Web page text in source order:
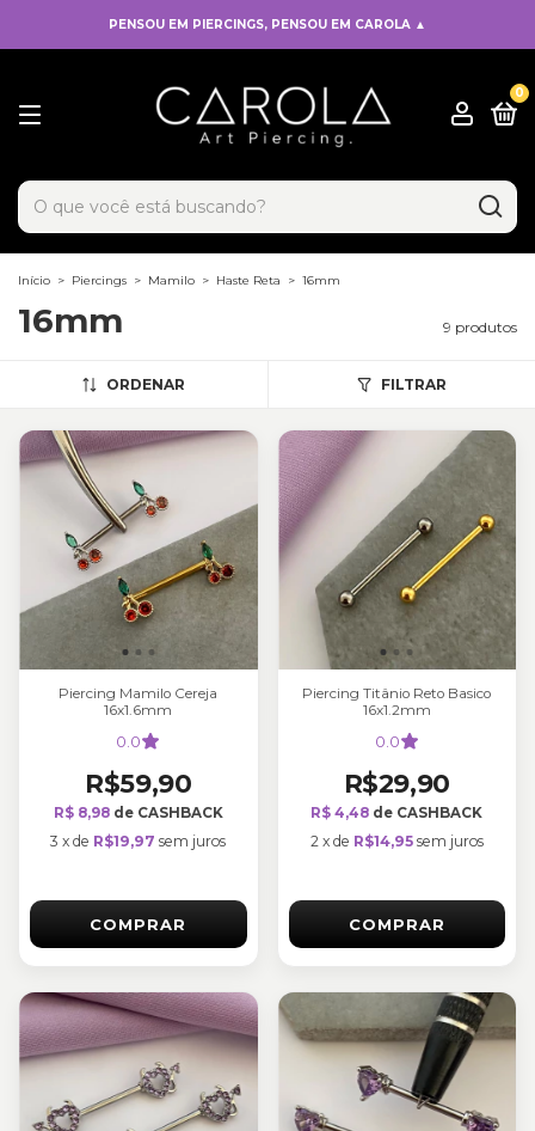
PENSOU EM PIERCINGS, PENSOU EM CAROLA ▲
0
x
Adicionado ao carrinho!
Início > Piercings > Mamilo > Haste Reta > 16mm
16mm 9 produtos
ORDENAR FILTRAR
Piercing Mamilo Cereja
16x1.6mm
0.0
R$59,90
R$ 8,98de CASHBACK
3 xde R$19,97 sem juros
COMPRAR
Piercing Titânio Reto Basico
16x1.2mm
0.0
R$29,90
R$ 4,48 de CASHBACK
2 x de R$14,95 sem juros
COMPRAR